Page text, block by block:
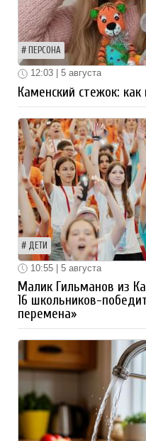
ПЕРСОНА
12:03 | 5 августа
Каменский стежок:
ДЕТИ
10:55 | 5 августа
Малик Гильманов из
16 школьников-
перемена»